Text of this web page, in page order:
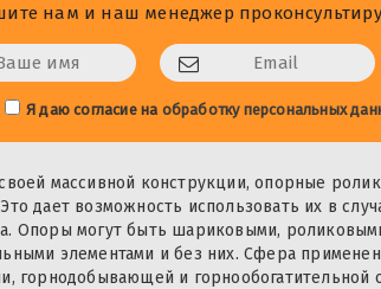
нам и наш менеджер
Я даю согласие на обработку персональных
массивной конструкции, опорные
дает возможность использовать их в
Опоры могут быть шариковыми,
элементами и без них. Сфера
горнодобывающей и